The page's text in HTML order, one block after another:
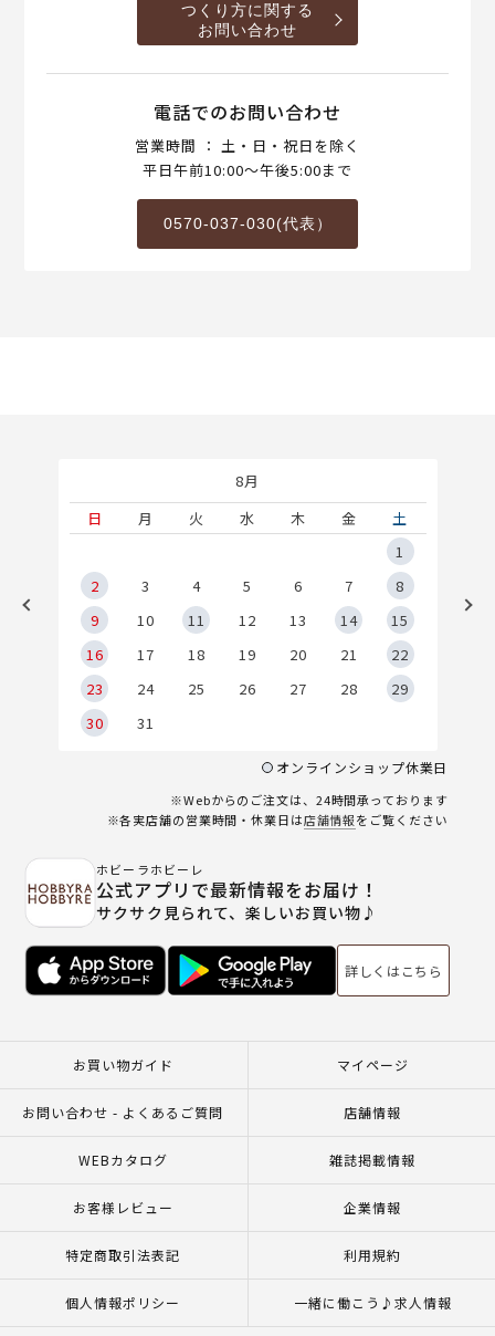
つくり方に関する
お問い合わせ
電話でのお問い合わせ
営業時間 ： 土・日・祝日を除く
平日午前10:00～午後5:00まで
0570-037-030(代表）
8月
日
月 火 水 木 金
土
1
2
3 4 5 6 7
8
9
10 11 12 13 14
15
16
17 18 19 20 21
22
23
24 25 26 27 28
29
30
31
オンラインショップ休業日
※Webからのご注文は、24時間承っております
※各実店舗の営業時間・休業日は店舗情報をご覧ください
ホビーラホビーレ
公式アプリで最新情報をお届け！
サクサク見られて、楽しいお買い物♪
詳しくはこちら
お買い物ガイド マイページ
お問い合わせ - よくあるご質問 店舗情報
WEBカタログ 雑誌掲載情報
お客様レビュー 企業情報
特定商取引法表記 利用規約
個人情報ポリシー 一緒に働こう♪求人情報